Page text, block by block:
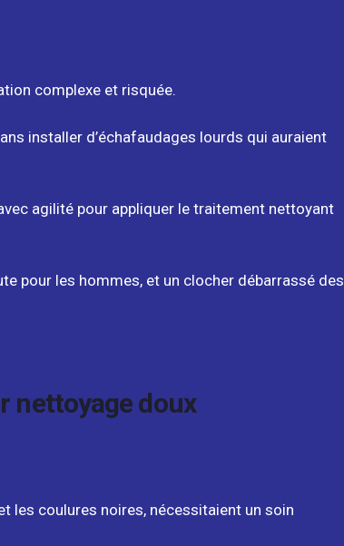
complexe et risquée.
installer d’échafaudages lourds qui auraient
agilité pour appliquer le traitement nettoyant
pour les hommes, et un clocher débarrassé des
nettoyage doux
les coulures noires, nécessitaient un soin